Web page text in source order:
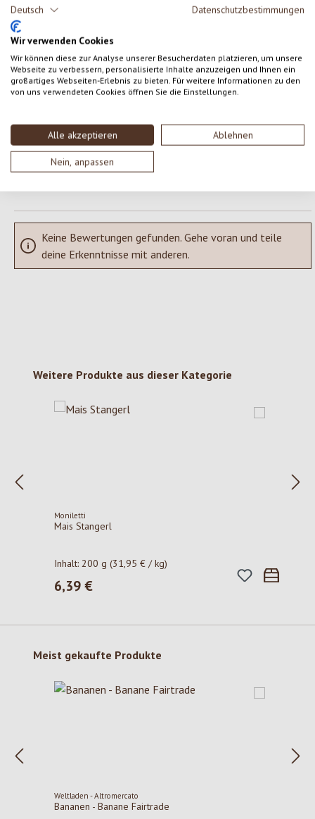
Deutsch Datenschutzbestimmungen
Wir verwenden Cookies
Wir können diese zur Analyse unserer Besucherdaten platzieren, um unsere
Webseite zu verbessern, personalisierte Inhalte anzuzeigen und Ihnen ein
großartiges Webseiten-Erlebnis zu bieten. Für weitere Informationen zu den
von uns verwendeten Cookies öffnen Sie die Einstellungen.
Alle akzeptieren Ablehnen
Nein, anpassen
0 von 0 Bewertungen
Durchschnittliche Bewertung von 0 von 5 Sternen
Gib eine Bewertung ab!
SCHREIBE EINE BEWERTUNG
Keine Bewertungen gefunden. Gehe voran und teile
deine Erkenntnisse mit anderen.
Produktgalerie überspringen
Weitere Produkte aus dieser Kategorie
Moniletti
Mais Stangerl
Inhalt:200 g(31,95 € / kg)
Regulärer Preis:
6,39 €
Produktgalerie überspringen
Meist gekaufte Produkte
Weltladen - Altromercato
Bananen - Banane Fairtrade